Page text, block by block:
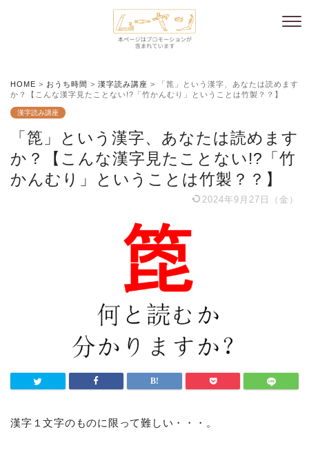
HOME > おうち時間 > 漢字読み講座 >
「箆」という漢字、あなたは読めます
か？【こんな漢字見たことない!?「竹かんむり」ということは竹製？？】
漢字読み講座
「箆」という漢字、あなたは読めます
か？【こんな漢字見たことない!?「竹
かんむり」ということは竹製？？】
2024年9月27日（金）
漢字１文字のものに限って難しい・・・。